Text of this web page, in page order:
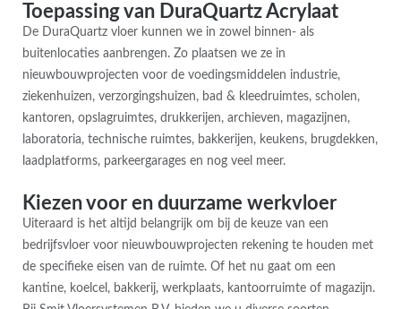
Toepassing van DuraQuartz Acrylaat
De DuraQuartz vloer kunnen we in zowel binnen- als
buitenlocaties aanbrengen. Zo plaatsen we ze in
nieuwbouwprojecten voor de voedingsmiddelen industrie,
ziekenhuizen, verzorgingshuizen, bad & kleedruimtes, scholen,
kantoren, opslagruimtes, drukkerijen, archieven, magazijnen,
laboratoria, technische ruimtes, bakkerijen, keukens, brugdekken,
laadplatforms, parkeergarages en nog veel meer.
Kiezen voor en duurzame werkvloer
Uiteraard is het altijd belangrijk om bij de keuze van een
bedrijfsvloer voor nieuwbouwprojecten rekening te houden met
de specifieke eisen van de ruimte. Of het nu gaat om een
kantine, koelcel, bakkerij, werkplaats, kantoorruimte of magazijn.